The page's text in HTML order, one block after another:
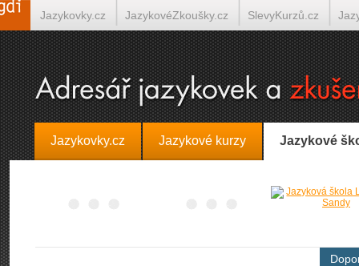
Jazykovky.cz Jazykové kurzy Jazykové
Jazykovky.cz JazykovéZkoušky.cz SlevyKurzů.cz
Španělština on-line Italština on-line Tlumočení-